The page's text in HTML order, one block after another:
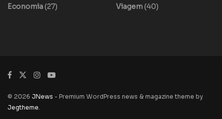
Economia(27)
Viagem(40)
© 2026 JNews - Premium WordPress news & magazine theme by
Jegtheme.